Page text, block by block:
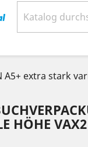
extra stark
HÖHE